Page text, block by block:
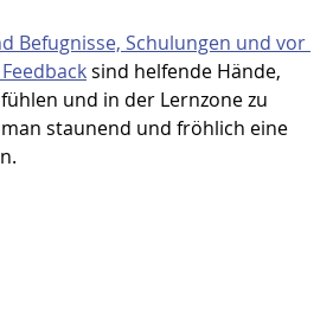
Befugnisse, Schulungen und vor
sind helfende Hände,
und in der Lernzone zu
staunend und fröhlich eine